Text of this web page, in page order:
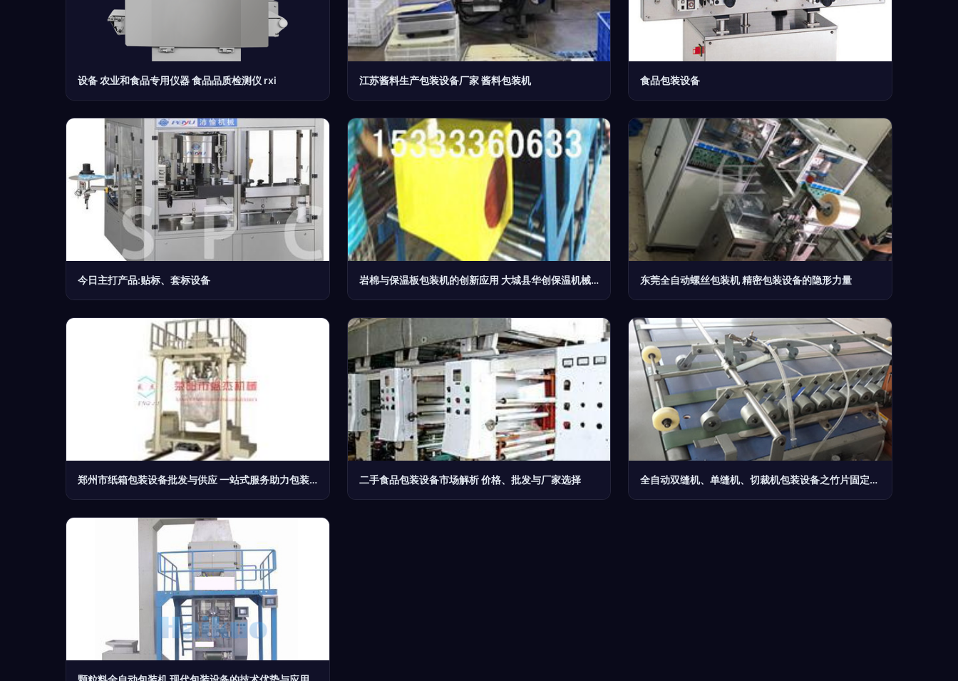
设备 农业和食品专用仪器 食品品质检测仪 rxi 江苏酱料生产包装设备厂家 酱料包装机 食品包装设备
今日主打产品:贴标、套标设备 岩棉与保温板包装机的创新应用 大城县华创保温机械设备厂的专业方案 东莞全自动螺丝包装机 精密包装设备的隐形力量
郑州市纸箱包装设备批发与供应 一站式服务助力包装行业新发展 二手食品包装设备市场解析 价格、批发与厂家选择 全自动双缝机、单缝机、切裁机包装设备之竹片固定板细节剖析——马宁宁（个人商户）